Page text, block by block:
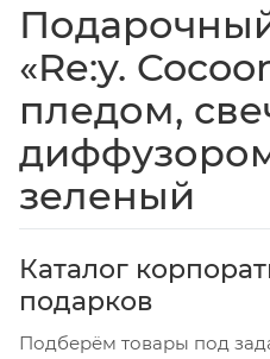
«Re:y.
пледом,
зеленый
Каталог
подарков
Подберём товары под